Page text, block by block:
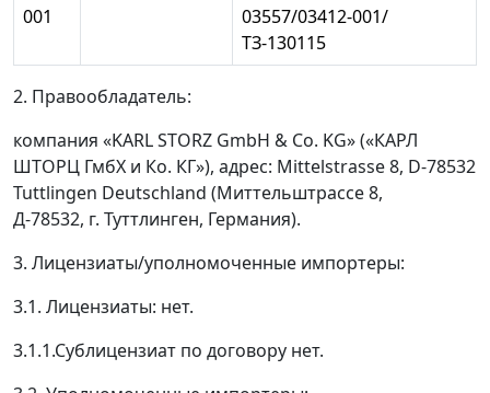
001
03557/03412-001/
ТЗ-130115
2. Правообладатель:
компания «KARL STORZ GmbH & Co. KG» («КАРЛ
ШТОРЦ ГмбХ и Ко. КГ»), адрес: Mittelstrasse 8, D-78532
Tuttlingen Deutschland (Миттельштрассе 8,
Д-78532, г. Туттлинген, Германия).
3. Лицензиаты/уполномоченные импортеры:
3.1. Лицензиаты: нет.
3.1.1.Сублицензиат по договору нет.